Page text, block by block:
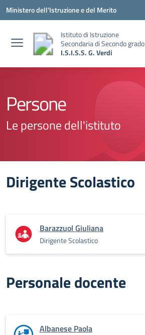
Vai ai contenuti
Vai al menu di navigazione
Vai al footer
Ministero dell'Istruzione e del Merito
Istituto di Istruzione
Secondaria di Secondo grado
I.S.I.S.S. G. Verdi
Persone
Le persone dell'istituto
Dirigente Scolastico
Barazzuol Giuliana
Dirigente Scolastico
Personale docente
Albanese Paola